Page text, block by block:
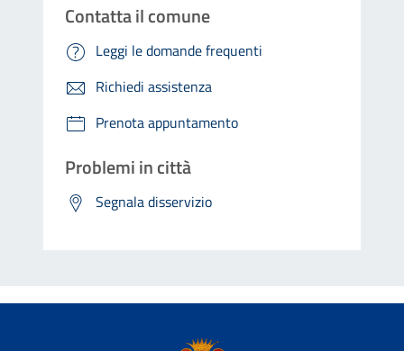
Contatta il comune
Leggi le domande frequenti
Richiedi assistenza
Prenota appuntamento
Problemi in città
Segnala disservizio